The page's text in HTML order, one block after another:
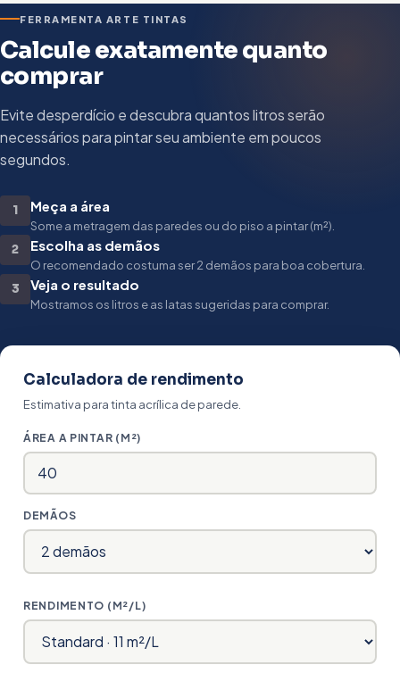
FERRAMENTA ARTE TINTAS
Calcule exatamente quanto
comprar
Evite desperdício e descubra quantos litros serão
necessários para pintar seu ambiente em poucos
segundos.
1 Meça a área
Some a metragem das paredes ou do piso a pintar (m²).
2 Escolha as demãos
O recomendado costuma ser 2 demãos para boa cobertura.
3 Veja o resultado
Mostramos os litros e as latas sugeridas para comprar.
Calculadora de rendimento
Estimativa para tinta acrílica de parede.
ÁREA A PINTAR (M²)
DEMÃOS
RENDIMENTO (M²/L)